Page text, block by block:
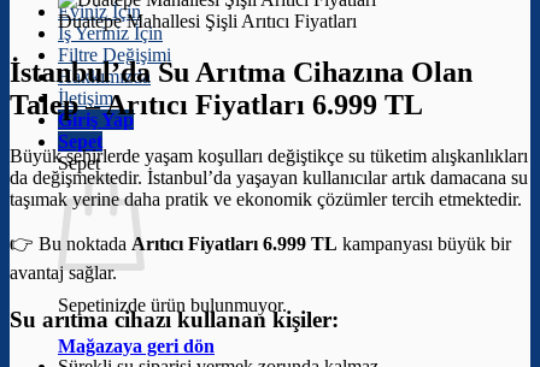
Eviniz İçin
İş Yeriniz İçin
Filtre Değişimi
Hakkımızda
İletişim
Giriş Yap
Sepet
Sepet
Sepetinizde ürün bulunmuyor.
Mağazaya geri dön
Duatepe Mahallesi Şişli Arıtıcı Fiyatları
İstanbul’da Su Arıtma Cihazına Olan
Talep –Arıtıcı Fiyatları 6.999 TL
Büyük şehirlerde yaşam koşulları değiştikçe su tüketim alışkanlıkları
da değişmektedir. İstanbul’da yaşayan kullanıcılar artık damacana su
taşımak yerine daha pratik ve ekonomik çözümler tercih etmektedir.
👉 Bu noktada Arıtıcı Fiyatları 6.999 TL kampanyası büyük bir
avantaj sağlar.
Su arıtma cihazı kullanan kişiler: